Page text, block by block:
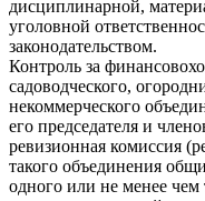
дисциплинарной,
уголовной
законодательством.
Контроль за
садоводческого,
некоммерческого
его председателя и
ревизионная комиссия
такого объединения
одного или не менее чем